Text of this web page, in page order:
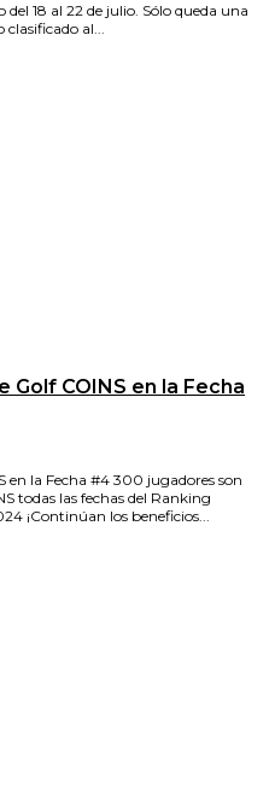
18 al 22 de julio. Sólo queda una
al...
Golf COINS en la Fecha
en la Fecha #4 300 jugadores son
todas las fechas del Ranking
¡Continúan los beneficios...